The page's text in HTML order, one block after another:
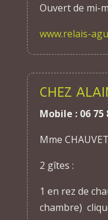
Ouvert de mi-
www.relais-
CHEZ
Mobile : 06 75
Mme
2 gîtes :
1 en rez de
chambre)